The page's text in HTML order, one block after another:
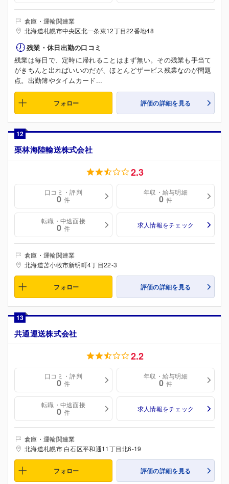
倉庫・運輸関連業
北海道札幌市中央区北一条東12丁目22番地48
残業・休日出勤の口コミ
残業は毎日で、定時に帰れることはまず無い。その残業も手当て
がきちんと出ればいいのだが、ほとんどザービス残業なのが問題
点。出勤簿やタイムカード...
フォロー 評価の詳細を見る
12
栗林海陸輸送株式会社
2.3
口コミ・評判
0 件
年収・給与明細
0 件
転職・中途面接
0 件 求人情報をチェック
倉庫・運輸関連業
北海道苫小牧市新明町4丁目22-3
フォロー 評価の詳細を見る
13
共通運送株式会社
2.2
口コミ・評判
0 件
年収・給与明細
0 件
転職・中途面接
0 件 求人情報をチェック
倉庫・運輸関連業
北海道札幌市 白石区平和通11丁目北6-19
フォロー 評価の詳細を見る